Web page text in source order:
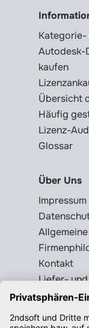
Autodesk-
kaufen
Übersicht
Häufig
Lizenz-
Glossar
Über Uns
Impressum
Kontakt
Liefer-